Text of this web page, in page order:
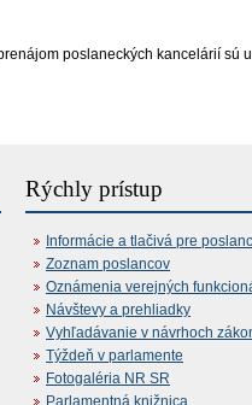
poslaneckých kancelárií sú
Rýchly prístup
Informácie a tlačivá pre
Zoznam poslancov
Oznámenia verejných
Návštevy a prehliadky
Vyhľadávanie v návrhoch
Týždeň v parlamente
Fotogaléria NR SR
Parlamentná knižnica